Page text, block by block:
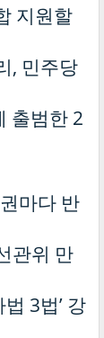
지원할
, 민주당
출범한 2
마다 반
관위 만
3법’ 강